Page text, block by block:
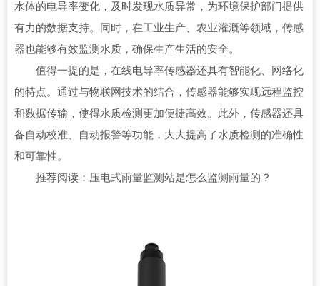
水体的电导率变化，及时发现水质异常，为环境保护部门提供
有力的数据支持。同时，在工业生产、农业灌溉等领域，传感
器也能够有效监测水质，确保生产生活的安全。
值得一提的是，在线电导率传感器还具有智能化、网络化
的特点。通过与物联网技术的结合，传感器能够实现远程监控
和数据传输，使得水质检测更加便捷高效。此外，传感器还具
备自动校准、自动报警等功能，大大提高了水质检测的准确性
和可靠性。
推荐阅读： 压电式雨量监测站是怎么监测雨量的？